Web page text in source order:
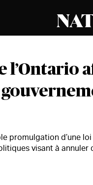
promulgation d’une
visant à annuler